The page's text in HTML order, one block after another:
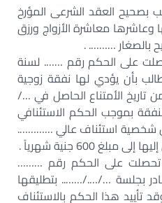
بصحيح العقد الشرعى المؤرخ
بها وعاشرها معاشرة الأزواج ورزق
بالصغار ………. .
على الحكم رقم ……. لسنة
بأن يؤدي لها نفقة زوجية
شهرياً من تاريخ الأمتناع الحاصل في …/
بموجب الحكم الاستئنافي
استئناف عالي ………….
600 جنية شهرياً .
تحصلت على الحكم رقم ………
بجلسة …/…./…….. بتطليقها
تأييد هذا الحكم بالاستئناف